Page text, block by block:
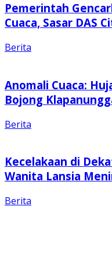
Pemerintah
Cuaca, Sasar DAS
Berita
Anomali Cuaca:
Bojong
Berita
Kecelakaan di
Wanita Lansia
Berita